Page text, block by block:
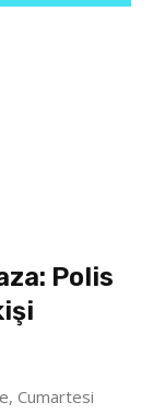
Polis
Cumartesi